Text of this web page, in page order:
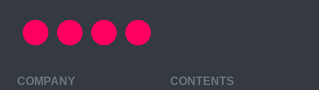
COMPANY CONTENTS